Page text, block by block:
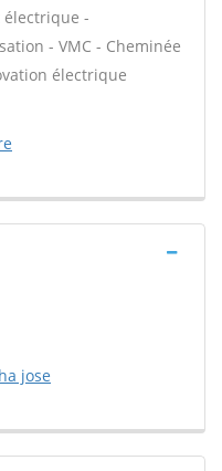
-
- VMC - Cheminée
électrique
jose